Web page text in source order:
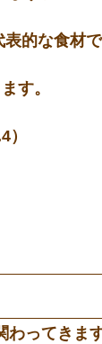
的な食材で
す。
ってきま